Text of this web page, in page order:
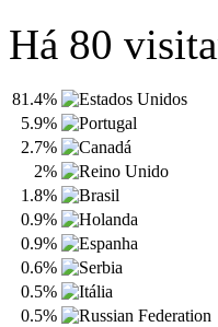
Há 80
81.4%
5.9%
2.7%
2%
1.8%
0.9%
0.9%
0.6%
0.5%
0.5%